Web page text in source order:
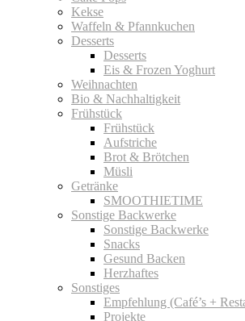
Kekse
Waffeln & Pfannkuchen
Desserts
Desserts
Eis & Frozen Yoghurt
Weihnachten
Bio & Nachhaltigkeit
Frühstück
Frühstück
Aufstriche
Brot & Brötchen
Müsli
Getränke
SMOOTHIETIME
Sonstige Backwerke
Sonstige Backwerke
Snacks
Gesund Backen
Herzhaftes
Sonstiges
Empfehlung (Café’s +
Projekte